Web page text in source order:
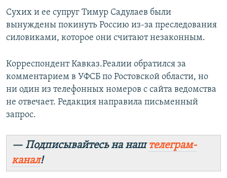
Сухих и ее супруг Тимур Садулаев были
вынуждены покинуть Россию из-за преследования
силовиками, которое они считают незаконным.
Корреспондент Кавказ.Реалии обратился за
комментарием в УФСБ по Ростовской области, но
ни один из телефонных номеров с сайта ведомства
не отвечает. Редакция направила письменный
запрос.
— Подписывайтесь на наштелеграм-
канал!